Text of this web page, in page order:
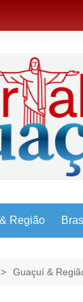
Região
Guaçuí &